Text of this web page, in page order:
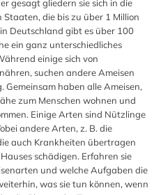
gesagt gliedern sie sich in die
die bis zu über 1 Million
Deutschland gibt es über 100
ein ganz unterschiedliches
einige sich von
suchen andere Ameisen
haben alle Ameisen,
zum Menschen wohnen und
Einige Arten sind Nützlinge
andere Arten, z. B. die
auch Krankheiten übertragen
schädigen. Erfahren sie
und welche Aufgaben die
was sie tun können, wenn